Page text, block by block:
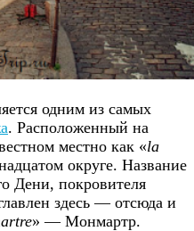
одним из самых
. Расположенный на
местно как «la
округе. Название
Дени, покровителя
здесь — отсюда и
» — Монмартр.